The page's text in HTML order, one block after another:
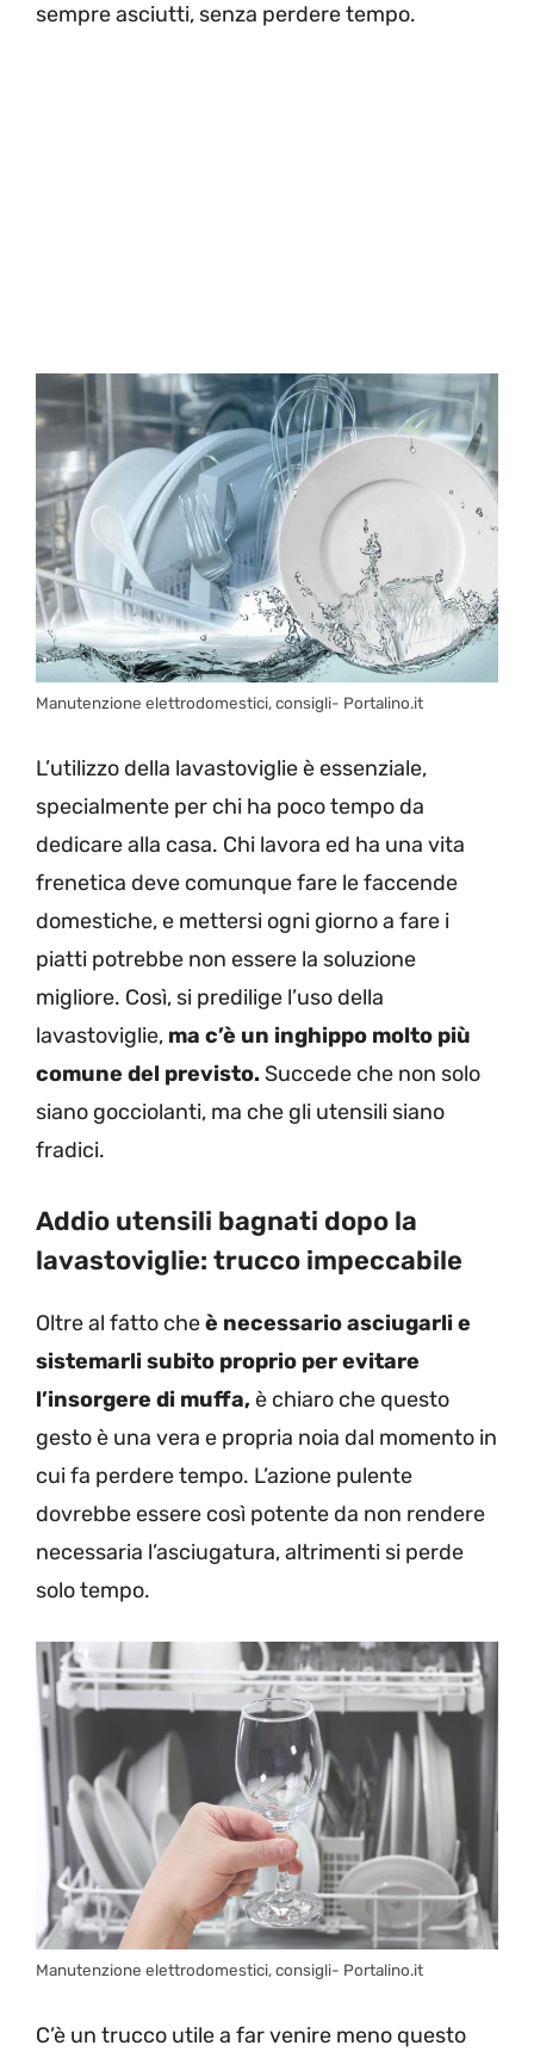
sempre asciutti, senza perdere tempo.
Manutenzione elettrodomestici, consigli- Portalino.it
L’utilizzo della lavastoviglie è essenziale,
specialmente per chi ha poco tempo da
dedicare alla casa. Chi lavora ed ha una vita
frenetica deve comunque fare le faccende
domestiche, e mettersi ogni giorno a fare i
piatti potrebbe non essere la soluzione
migliore. Così, si predilige l’uso della
lavastoviglie, ma c’è un inghippo molto più
comune del previsto. Succede che non solo
siano gocciolanti, ma che gli utensili siano
fradici.
Addio utensili bagnati dopo la
lavastoviglie: trucco impeccabile
Oltre al fatto cheè necessario asciugarli e
sistemarli subito proprio per evitare
l’insorgere di muffa,è chiaro che questo
gesto è una vera e propria noia dal momento in
cui fa perdere tempo. L’azione pulente
dovrebbe essere così potente da non rendere
necessaria l’asciugatura, altrimenti si perde
solo tempo.
Manutenzione elettrodomestici, consigli- Portalino.it
C’è un trucco utile a far venire meno questo